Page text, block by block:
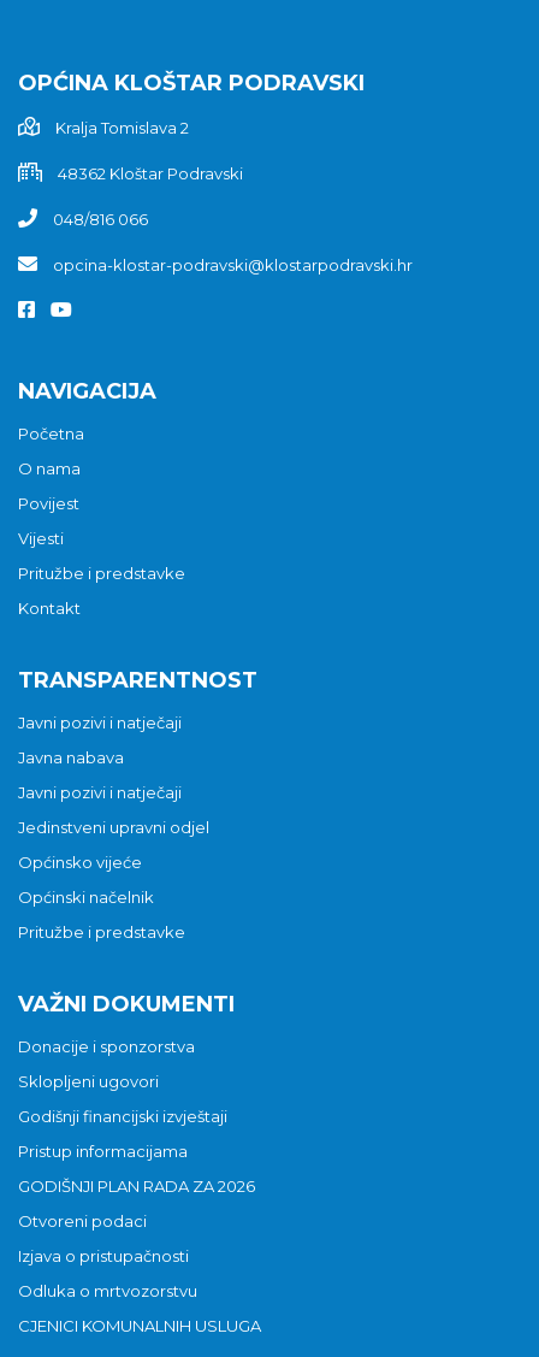
OPĆINA KLOŠTAR PODRAVSKI
Kralja Tomislava 2
48362 Kloštar Podravski
048/816 066
opcina-klostar-podravski@klostarpodravski.hr
NAVIGACIJA
Početna
O nama
Povijest
Vijesti
Pritužbe i predstavke
Kontakt
TRANSPARENTNOST
Javni pozivi i natječaji
Javna nabava
Javni pozivi i natječaji
Jedinstveni upravni odjel
Općinsko vijeće
Općinski načelnik
Pritužbe i predstavke
VAŽNI DOKUMENTI
Donacije i sponzorstva
Sklopljeni ugovori
Godišnji financijski izvještaji
Pristup informacijama
GODIŠNJI PLAN RADA ZA 2026
Otvoreni podaci
Izjava o pristupačnosti
Odluka o mrtvozorstvu
CJENICI KOMUNALNIH USLUGA